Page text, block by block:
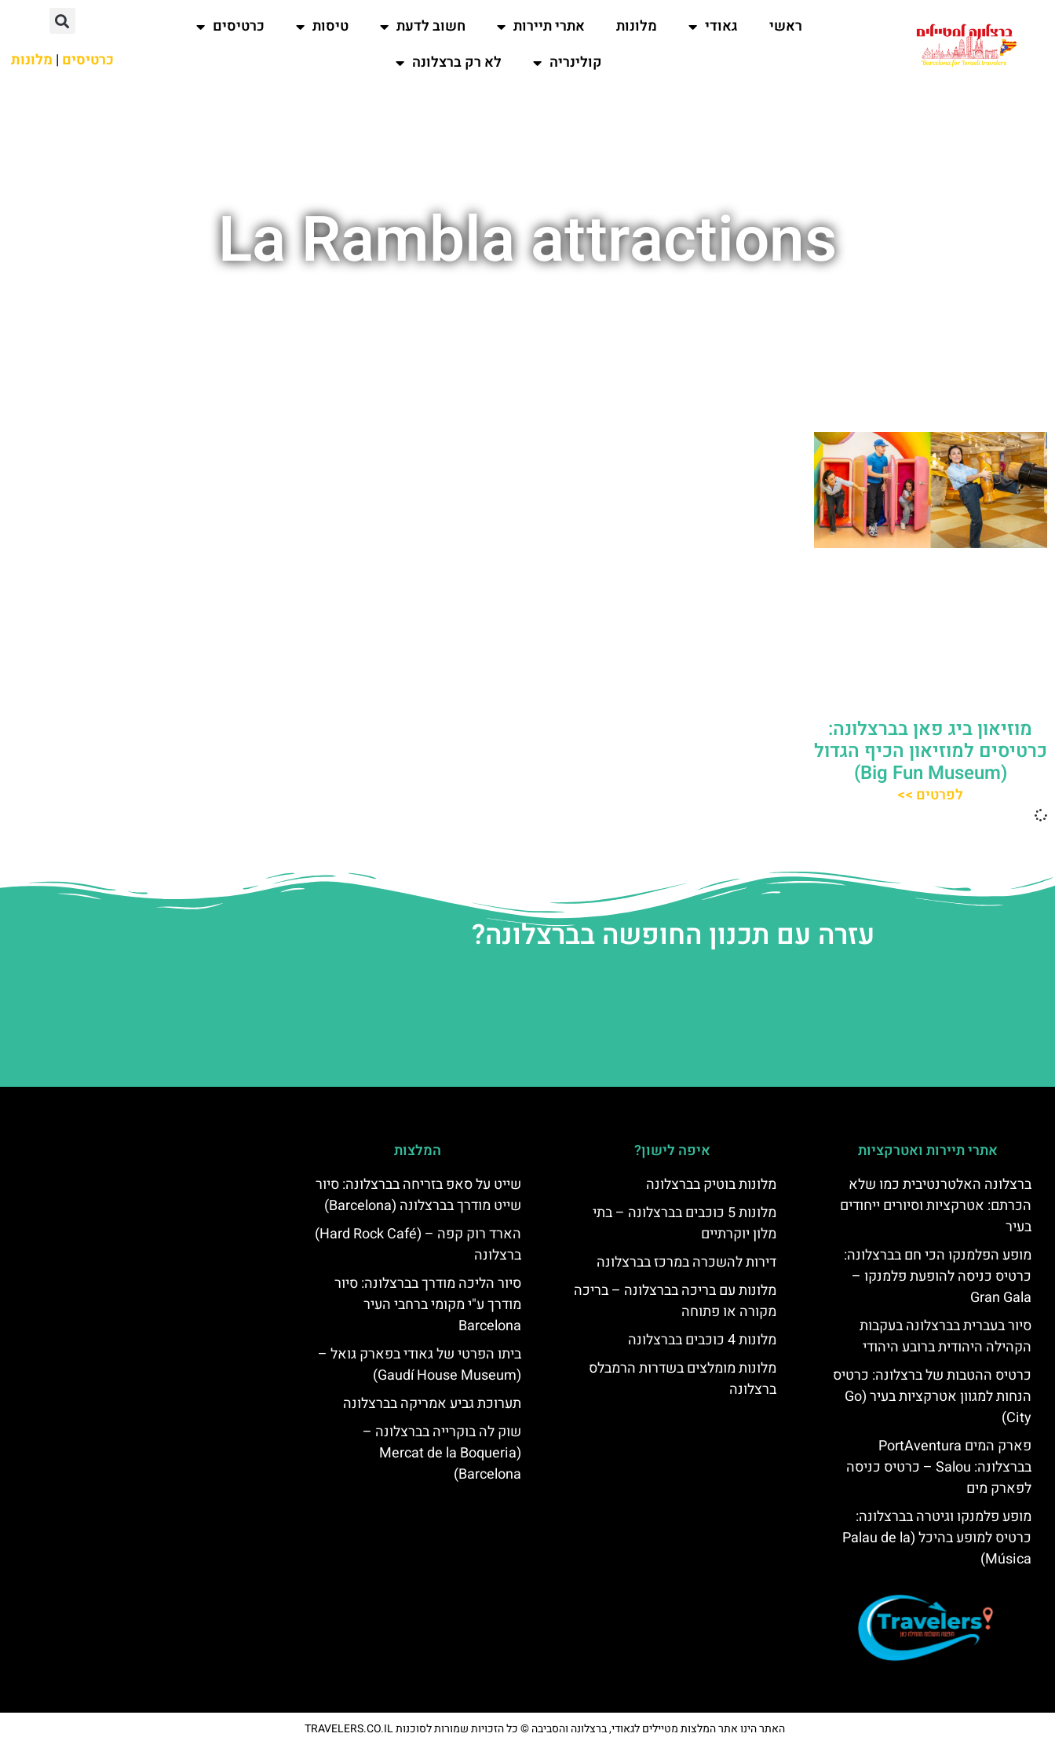
ראשי גאודי מלונות אתרי תיירות חשוב לדעת טיסות
כרטיסים
קולינריה
לא רק ברצלונה כרטיסים | מלונות
La Rambla attractions
מוזיאון ביג פאן בברצלונה:
כרטיסים למוזיאון הכיף הגדול
(Big Fun Museum)
לפרטים >>
עזרה עם תכנון החופשה בברצלונה?
אתרי תיירות ואטרקציות
ברצלונה האלטרנטיבית כמו שלא
הכרתם: אטרקציות וסיורים ייחודים
בעיר
מופע הפלמנקו הכי חם בברצלונה:
כרטיס כניסה להופעת פלמנקו –
Gran Gala
סיור בעברית בברצלונה בעקבות
הקהילה היהודית ברובע היהודי
כרטיס ההטבות של ברצלונה: כרטיס
הנחות למגוון אטרקציות בעיר (Go
City)
פארק המים PortAventura
בברצלונה: Salou – כרטיס כניסה
לפארק מים
מופע פלמנקו וגיטרה בברצלונה:
כרטיס למופע בהיכל (Palau de la
Música)
איפה לישון?
מלונות בוטיק בברצלונה
מלונות 5 כוכבים בברצלונה – בתי
מלון יוקרתיים
דירות להשכרה במרכז בברצלונה
מלונות עם בריכה בברצלונה – בריכה
מקורה או פתוחה
מלונות 4 כוכבים בברצלונה
מלונות מומלצים בשדרות הרמבלס
ברצלונה
המלצות
שייט על סאפ בזריחה בברצלונה: סיור
שייט מודרך בברצלונה (Barcelona)
הארד רוק קפה – (Hard Rock Café)
ברצלונה
סיור הליכה מודרך בברצלונה: סיור
מודרך ע"י מקומי ברחבי העיר
Barcelona
ביתו הפרטי של גאודי בפארק גואל –
(Gaudí House Museum)
תערוכת גביע אמריקה בברצלונה
שוק לה בוקרייה בברצלונה –
(Mercat de la Boqueria
Barcelona)
האתר הינו אתר המלצות מטיילים לגאודי, ברצלונה והסביבה © כל הזכויות שמורות לסוכנות TRAVELERS.CO.IL